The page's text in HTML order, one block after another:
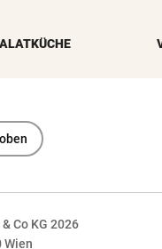
Co KG 2026
Wien